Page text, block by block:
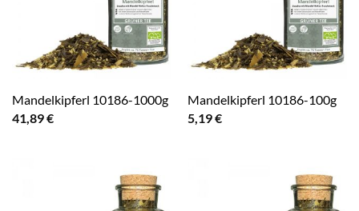
Mandelkipferl 10186-1000g
41,89€
Mandelkipferl 10186-100g
5,19€